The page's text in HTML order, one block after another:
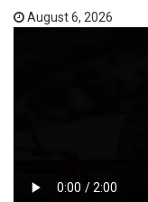
August 6, 2026